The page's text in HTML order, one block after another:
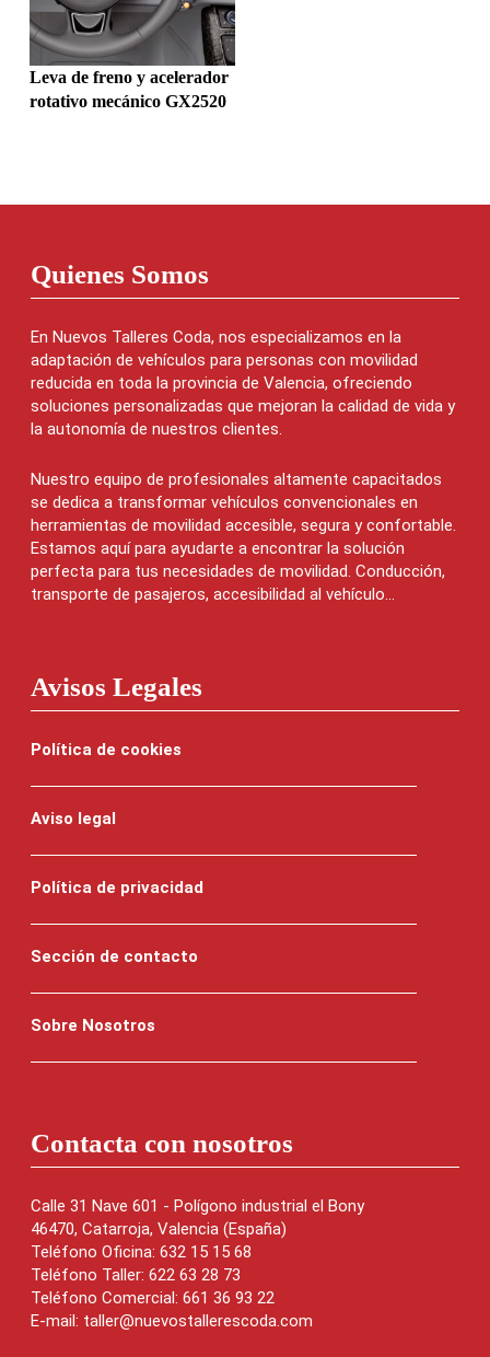
Leva de freno y acelerador
rotativo mecánico GX2520
Quienes Somos
En Nuevos Talleres Coda, nos especializamos en la
adaptación de vehículos para personas con movilidad
reducida en toda la provincia de Valencia, ofreciendo
soluciones personalizadas que mejoran la calidad de vida y
la autonomía de nuestros clientes.
Nuestro equipo de profesionales altamente capacitados
se dedica a transformar vehículos convencionales en
herramientas de movilidad accesible, segura y confortable.
Estamos aquí para ayudarte a encontrar la solución
perfecta para tus necesidades de movilidad. Conducción,
transporte de pasajeros, accesibilidad al vehículo...
Avisos Legales
Política de cookies
Aviso legal
Política de privacidad
Sección de contacto
Sobre Nosotros
Contacta con nosotros
Calle 31 Nave 601 - Polígono industrial el Bony
46470, Catarroja, Valencia (España)
Teléfono Oficina: 632 15 15 68
Teléfono Taller: 622 63 28 73
Teléfono Comercial: 661 36 93 22
E-mail: taller@nuevostallerescoda.com